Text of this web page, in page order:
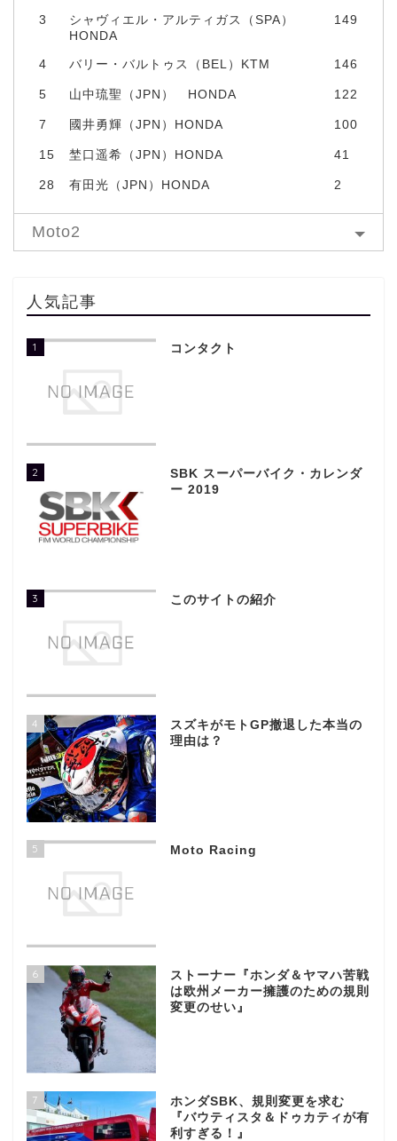
3
シャヴィエル・アルティガス（SPA）
HONDA
149
4 バリー・バルトゥス（BEL）KTM 146
5 山中琉聖（JPN） HONDA 122
7 國井勇輝（JPN）HONDA 100
15 埜口遥希（JPN）HONDA 41
28 有田光（JPN）HONDA 2
Moto2
人気記事
1 コンタクト
2
SBK スーパーバイク・カレンダ
ー 2019
3 このサイトの紹介
4
スズキがモトGP撤退した本当の
理由は？
5 Moto Racing
6
ストーナー『ホンダ＆ヤマハ苦戦
は欧州メーカー擁護のための規則
変更のせい』
7
ホンダSBK、規則変更を求む
『バウティスタ＆ドゥカティが有
利すぎる！』